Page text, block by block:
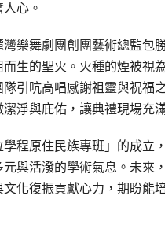
心。
樂舞劇團創團藝術總監包
生的聖火。火種的煙被視
引吭高唱感謝祖靈與祝福
淨與庇佑，讓典禮現場充
學程原住民族專班」的成
與活潑的學術氣息。未來
化復振貢獻心力，期盼能